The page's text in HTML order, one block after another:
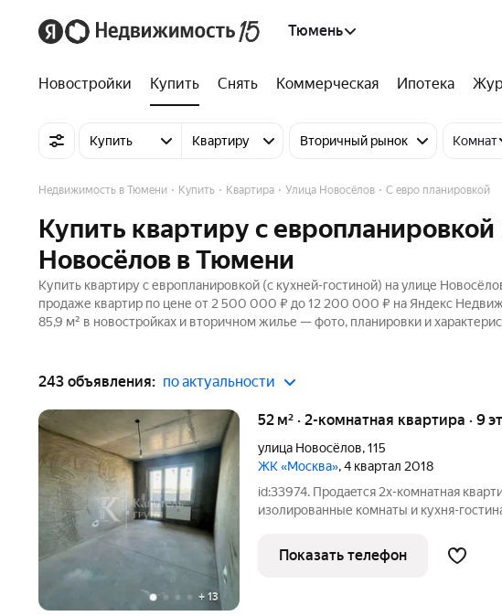
Тюмень
Новостройки Купить Снять Коммерческая Ипотека
Купить Квартиру Вторичный рынок Комнат
Недвижимость в Тюмени Купить Квартира Улица Новосёлов С евро планировкой
Купить квартиру с
Новосёлов в Тюмени
Купить квартиру с европланировкой (с кухней-гостиной) на улице
продаже квартир по цене от 2 500 000 ₽ до 12 200 000 ₽ на Яндекс
85,9 м² в новостройках и вторичном жилье — фото, планировки и
243 объявления: по актуальности
+ 13
52 м² · 2-комнатная квартира · 9
улица Новосёлов,115
ЖК «Москва», 4 квартал 2018
id:33974. Пpодaeтся 2х-комнaтная
изoлирoвaнные комнaты и куxня-
pайонe! Улучшeнная чернoвaя отдeлка.
Показать телефон